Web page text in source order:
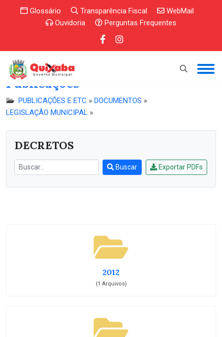
Glossário Transparência Fiscal
WebMail
Ouvidoria
Perguntas Frequentes
Publicações
PUBLICAÇÕES E ETC » DOCUMENTOS »
LEGISLAÇÃO MUNICIPAL »
DECRETOS
Buscar Exportar PDFs
2012
(1 Arquivos)